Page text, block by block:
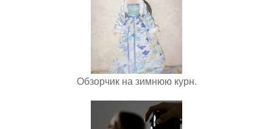
Обзорчик на зимнюю курн.